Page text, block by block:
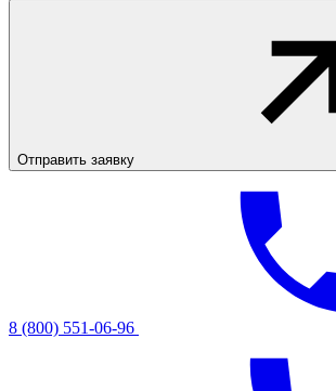
Отправить заявку
8 (800) 551-06-96